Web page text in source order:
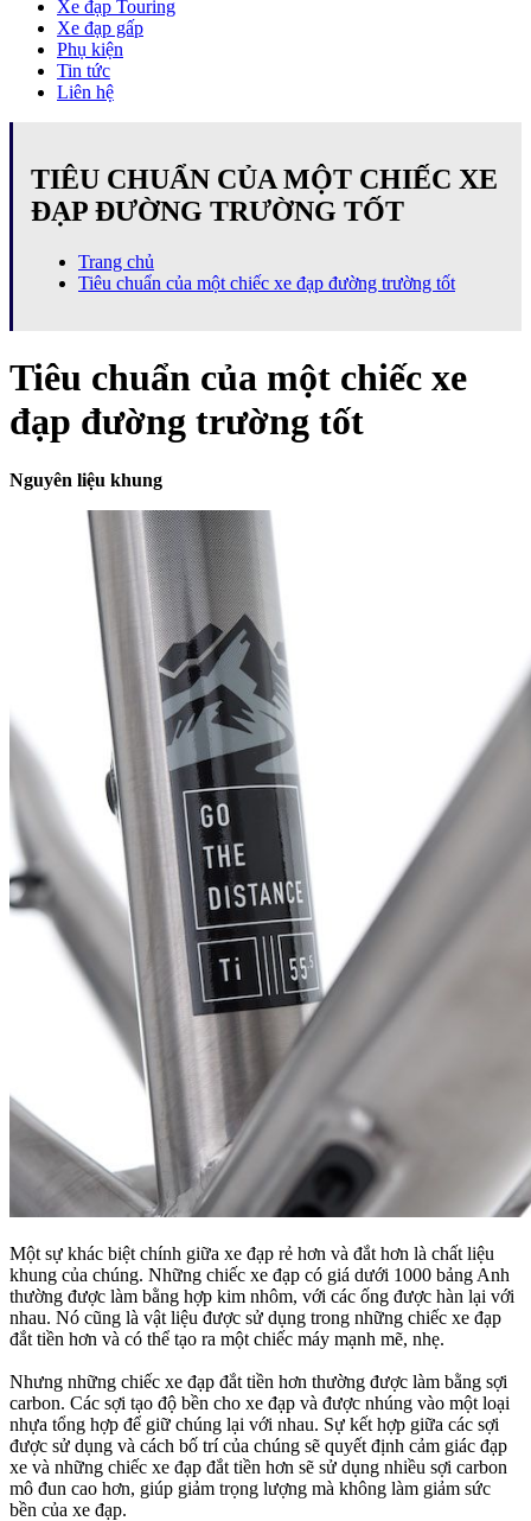
Xe đạp Touring
Xe đạp gấp
Phụ kiện
Tin tức
Liên hệ
TIÊU CHUẨN CỦA MỘT CHIẾC XE
ĐẠP ĐƯỜNG TRƯỜNG TỐT
Trang chủ
Tiêu chuẩn của một chiếc xe đạp đường trường tốt
Tiêu chuẩn của một chiếc xe
đạp đường trường tốt
Nguyên liệu khung
Một sự khác biệt chính giữa xe đạp rẻ hơn và đắt hơn là chất liệu
khung của chúng. Những chiếc xe đạp có giá dưới 1000 bảng Anh
thường được làm bằng hợp kim nhôm, với các ống được hàn lại với
nhau. Nó cũng là vật liệu được sử dụng trong những chiếc xe đạp
đắt tiền hơn và có thể tạo ra một chiếc máy mạnh mẽ, nhẹ.
Nhưng những chiếc xe đạp đắt tiền hơn thường được làm bằng sợi
carbon. Các sợi tạo độ bền cho xe đạp và được nhúng vào một loại
nhựa tổng hợp để giữ chúng lại với nhau. Sự kết hợp giữa các sợi
được sử dụng và cách bố trí của chúng sẽ quyết định cảm giác đạp
xe và những chiếc xe đạp đắt tiền hơn sẽ sử dụng nhiều sợi carbon
mô đun cao hơn, giúp giảm trọng lượng mà không làm giảm sức
bền của xe đạp.